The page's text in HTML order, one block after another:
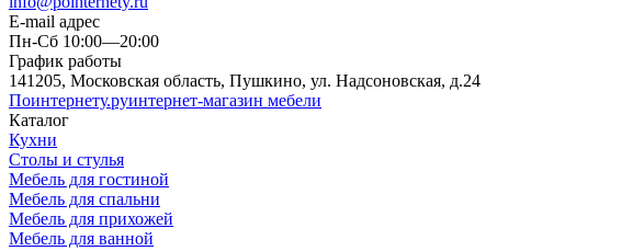
E-mail адрес
Пн-Сб 10:00—20:00
График работы
141205, Московская область, Пушкино, ул. Надсоновская, д.24
Поинтернету.руинтернет-магазин мебели
Каталог
Кухни
Столы и стулья
Мебель для гостиной
Мебель для спальни
Мебель для прихожей
Мебель для ванной